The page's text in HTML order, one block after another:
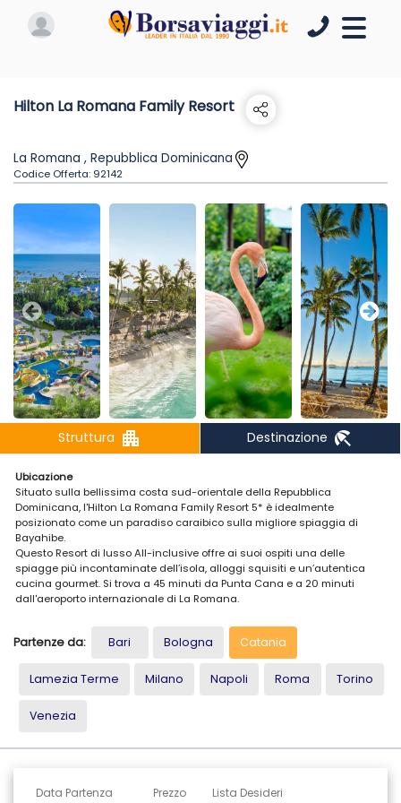
Hilton La Romana Family Resort
La Romana , Repubblica Dominicana
Codice Offerta: 92142
Struttura apartment Destinazione beach_access
Ubicazione
Situato sulla bellissima costa sud-orientale della Repubblica
Dominicana, l'Hilton La Romana Family Resort 5* è idealmente
posizionato come un paradiso caraibico sulla migliore spiaggia di
Bayahibe.
Questo Resort di lusso All-inclusive offre ai suoi ospiti una delle
spiagge più incontaminate dell’isola, alloggi squisiti e un’autentica
cucina gourmet. Si trova a 45 minuti da Punta Cana e a 20 minuti
dall'aeroporto internazionale di La Romana.
Le 412 camere di questo Resort si trovano all’interno di eleganti edifici
Durante il tuo soggiorno potrai alloggiare in una:
balcone con vista sui giardini, salottino, 1 letto King-Size, aria
telefono, bollitore per tè/caffè, asse e ferro da stiro, nonché un bagno
La capienza massima è di 2 adulti e 2 bambini.
Partenze da: Bari Bologna Catania
Lamezia Terme Milano Napoli Roma Torino
Venezia
Data Partenza Prezzo Lista Desideri